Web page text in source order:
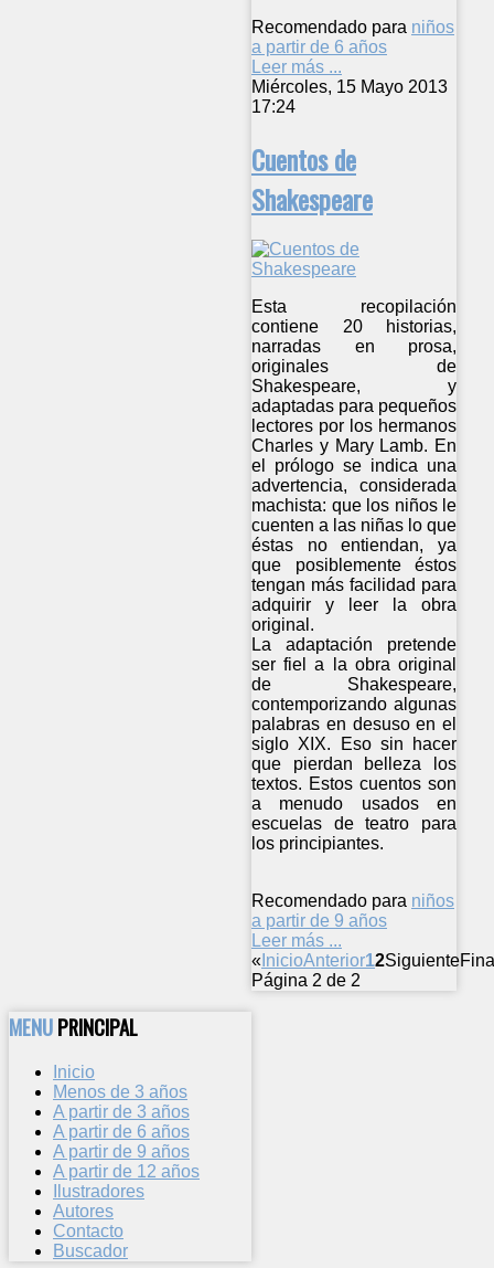
Recomendado para niños
a partir de 6 años
Leer más ...
Miércoles, 15 Mayo 2013
17:24
Cuentos de
Shakespeare
Esta recopilación
contiene 20 historias,
narradas en prosa,
originales de
Shakespeare, y
adaptadas para pequeños
lectores por los hermanos
Charles y Mary Lamb. En
el prólogo se indica una
advertencia, considerada
machista: que los niños le
cuenten a las niñas lo que
éstas no entiendan, ya
que posiblemente éstos
tengan más facilidad para
adquirir y leer la obra
original.
La adaptación pretende
ser fiel a la obra original
de Shakespeare,
contemporizando algunas
palabras en desuso en el
siglo XIX. Eso sin hacer
que pierdan belleza los
textos. Estos cuentos son
a menudo usados en
escuelas de teatro para
los principiantes.
Recomendado para niños
a partir de 9 años
Leer más ...
« InicioAnterior12Siguiente
Página 2 de 2
MENUPRINCIPAL
Inicio
Menos de 3 años
A partir de 3 años
A partir de 6 años
A partir de 9 años
A partir de 12 años
Ilustradores
Autores
Contacto
Buscador